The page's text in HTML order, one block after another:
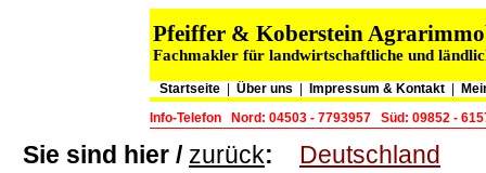
Pfeiffer & Koberstein
Fachmakler für landwirtschaftliche und
Startseite Über uns Impressum & Kontakt
Info-Telefon
Nord: 04503 - 7793957 Süd: 09852 -
Sie sind hier / zurück: Deutschland